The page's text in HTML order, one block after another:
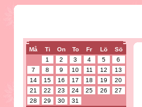
Må Ti On To Fr Lö
Sö
1
2 3 4 5
6
7
8 9 10 11 12
13
14
15 16 17 18 19
20
21
22 23 24 25 26
27
28
29 30
31